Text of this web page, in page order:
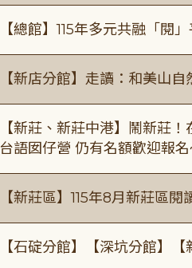
【總館】115年多元共融「閱
【新店分館】走讀：和美山
【新莊、新莊中港】鬧新莊
台語囡仔營 仍有名額歡迎報名
【新莊區】115年8月新莊區
【石碇分館】【深坑分館】